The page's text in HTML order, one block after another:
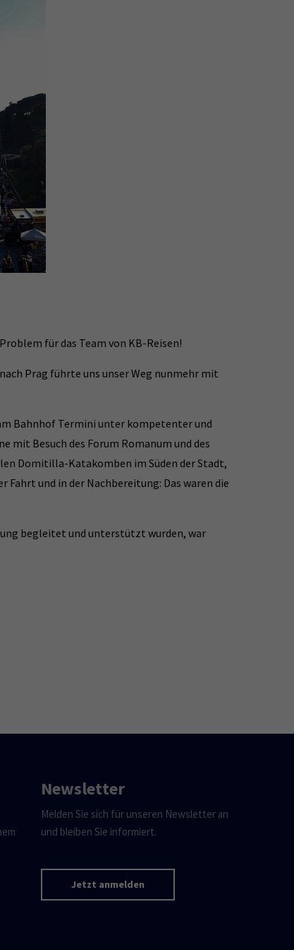
für das Team von KB-Reisen!
Prag führte uns unser Weg nunmehr mit
Bahnhof Termini unter kompetenter und
Besuch des Forum Romanum und des
Domitilla-Katakomben im Süden der Stadt,
und in der Nachbereitung: Das waren die
begleitet und unterstützt wurden, war
Newsletter
Melden Sie sich für unseren Newsletter an
und bleiben Sie informiert.
Jetzt anmelden